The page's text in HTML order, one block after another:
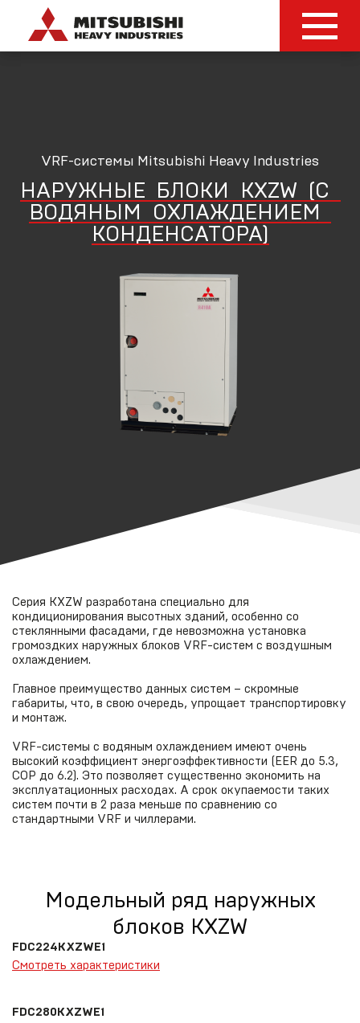
VRF-системы Mitsubishi Heavy Industries
НАРУЖНЫЕ БЛОКИ KXZW
(С
ВОДЯНЫМ
ОХЛАЖДЕНИЕМ
КОНДЕНСАТОРА)
Серия KXZW разработана специально для
кондиционирования высотных зданий, особенно со
стеклянными фасадами, где невозможна установка
громоздких наружных блоков VRF-систем с воздушным
охлаждением.
Главное преимущество данных систем – скромные
габариты, что, в свою очередь, упрощает транспортировку
и монтаж.
VRF-системы с водяным охлаждением имеют очень
высокий коэффициент энергоэффективности (EER до 5.3,
СОР до 6.2). Это позволяет существенно экономить на
эксплуатационных расходах. А срок окупаемости таких
систем почти в 2 раза меньше по сравнению со
стандартными VRF и чиллерами.
Модельный ряд наружных
блоков KXZW
FDC224KXZWE1
Смотреть характеристики
FDC280KXZWE1